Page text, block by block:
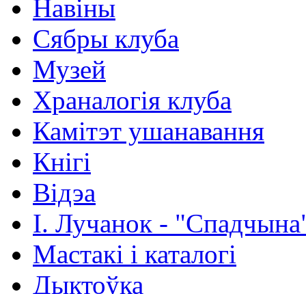
Навіны
Сябры клуба
Музей
Храналогія клуба
Камітэт ушанавання
Кнігі
Відэа
І. Лучанок -
Мастакі i каталогi
Дыктоўка